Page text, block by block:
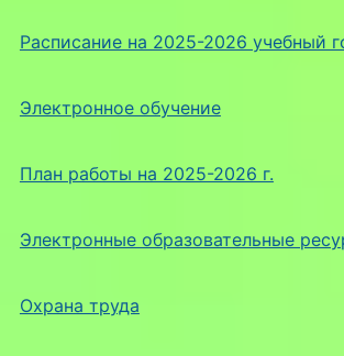
Расписание на 2025-2026 учебный
Электронное обучение
План работы на 2025-2026 г.
Электронные образовательные
Охрана труда